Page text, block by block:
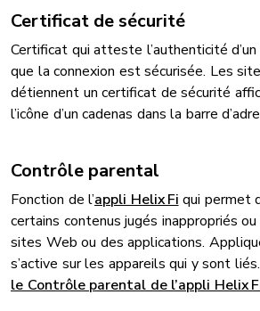
Certificat de sécurité
Certificat qui atteste l’authenticité
que la connexion est sécurisée. Les
détiennent un certificat de sécurité
l’icône d’un cadenas dans la barre
Contrôle parental
Fonction de l’appli Helix Fi qui permet
certains contenus jugés inappropriés
sites Web ou des applications.
s’active sur les appareils qui y sont liés.
le Contrôle parental de l’appli Helix